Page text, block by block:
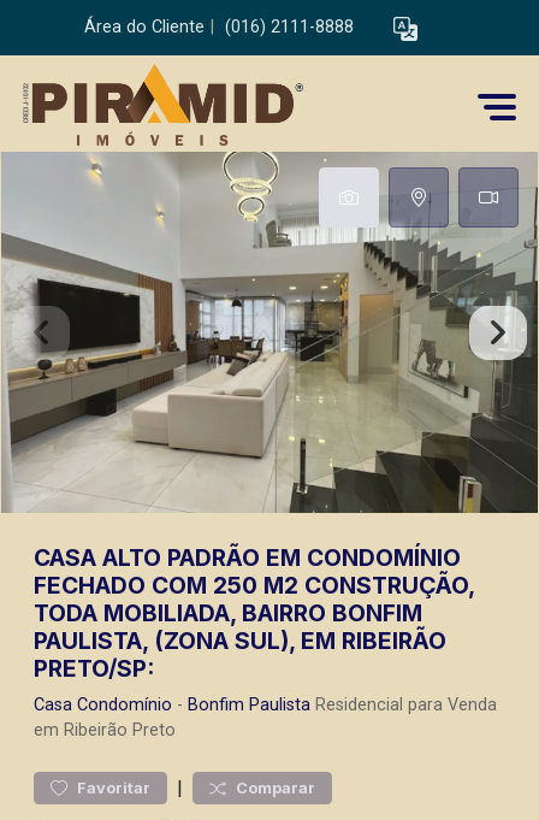
Área do Cliente (016) 2111-8888
CASA ALTO PADRÃO EM CONDOMÍNIO
FECHADO COM 250 M2 CONSTRUÇÃO,
TODA MOBILIADA, BAIRRO BONFIM
PAULISTA, (ZONA SUL), EM RIBEIRÃO
PRETO/SP:
Casa Condomínio - Bonfim Paulista Residencial para Venda
em Ribeirão Preto
Favoritar | Comparar